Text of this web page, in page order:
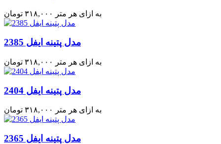
۳۱۸,۰۰۰ تومان به ازای هر متر
مدل پتینه ایفل 2385
۳۱۸,۰۰۰ تومان به ازای هر متر
مدل پتینه ایفل 2404
۳۱۸,۰۰۰ تومان به ازای هر متر
مدل پتینه ایفل 2365